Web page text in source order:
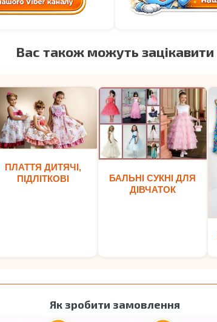
Вас також можуть зацікавити
ПЛАТТЯ ДИТЯЧІ,
ПІДЛІТКОВІ
БАЛЬНІ СУКНІ ДЛЯ
ДІВЧАТОК
Як зробити замовлення